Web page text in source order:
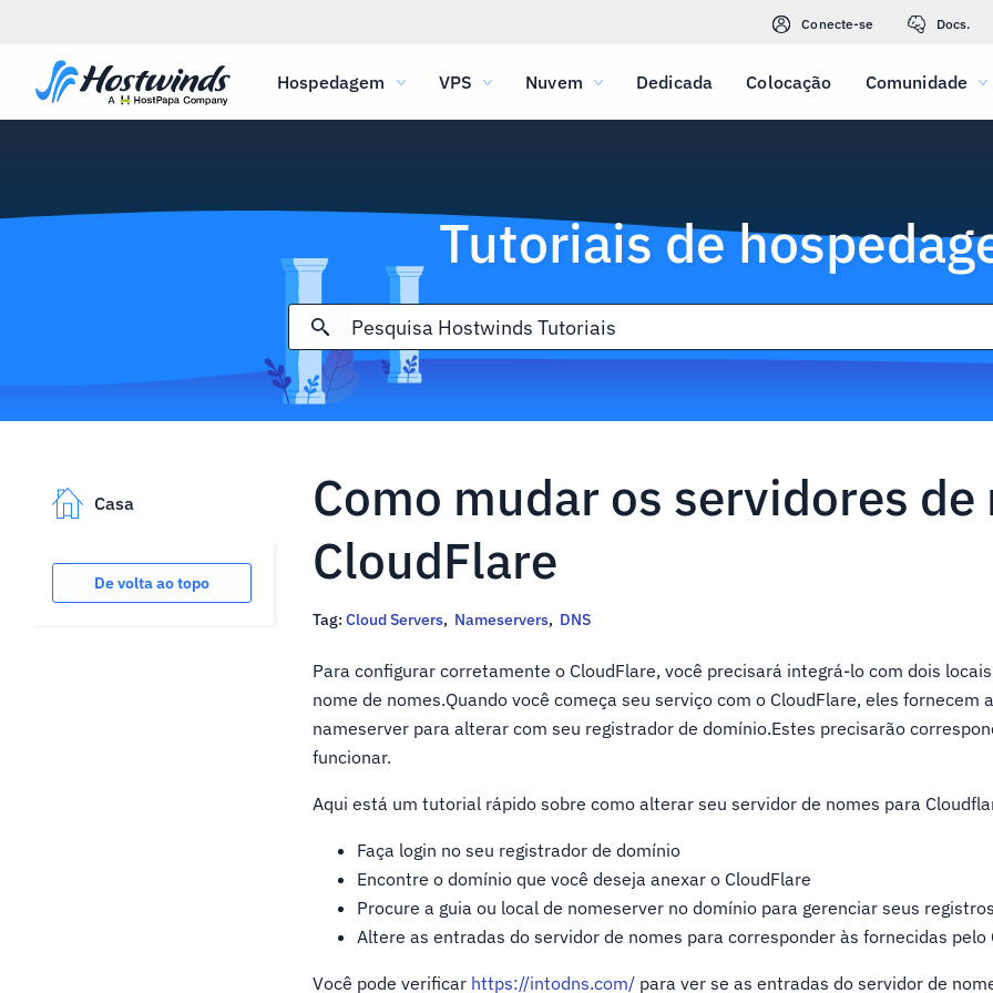
Conecte-se Docs.
Hospedagem VPS Nuvem Dedicada Colocação Comunidade
Tutoriais de
Casa
De volta ao topo
Como mudar os servidores de
CloudFlare
Tag: Cloud Servers, Nameservers, DNS
Para configurar corretamente o CloudFlare, você precisará integrá-lo com dois
nome de nomes.Quando você começa seu serviço com o CloudFlare, eles fornecem
nameserver para alterar com seu registrador de domínio.Estes precisarão
funcionar.
Aqui está um tutorial rápido sobre como alterar seu servidor de nomes para
Faça login no seu registrador de domínio
Encontre o domínio que você deseja anexar o CloudFlare
Procure a guia ou local de nomeserver no domínio para gerenciar seus
Altere as entradas do servidor de nomes para corresponder às fornecidas pelo
Você pode verificar https://intodns.com/ para ver se as entradas do servidor de